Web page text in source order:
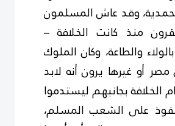
وقد عاش المسلمون
منذ كانت الخلافة –
والطاعة، وكان الملوك
مصر أو غيرها يرون أنه لابد
الخلافة بجانبهم ليستدموا
على الشعب المسلم،